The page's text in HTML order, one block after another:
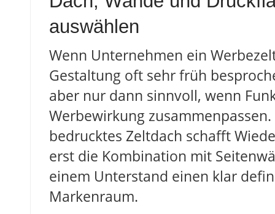
auswählen
Wenn Unternehmen ein
Gestaltung oft sehr früh
aber nur dann sinnvoll, wenn
Werbewirkung zusammenpassen.
bedrucktes Zeltdach schafft
erst die Kombination mit
einem Unterstand einen klar
Markenraum.